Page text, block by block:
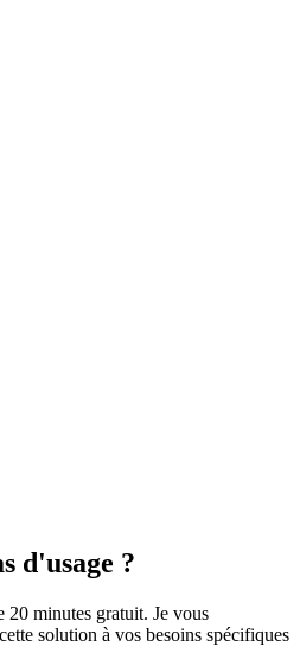
d'usage ?
20 minutes gratuit. Je vous
solution à vos besoins spécifiques